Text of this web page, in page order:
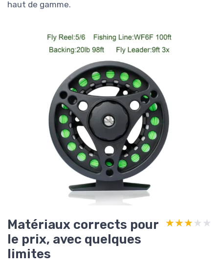
haut de gamme.
Matériaux corrects pour
le prix, avec quelques
limites
★★★★★
★★★★★